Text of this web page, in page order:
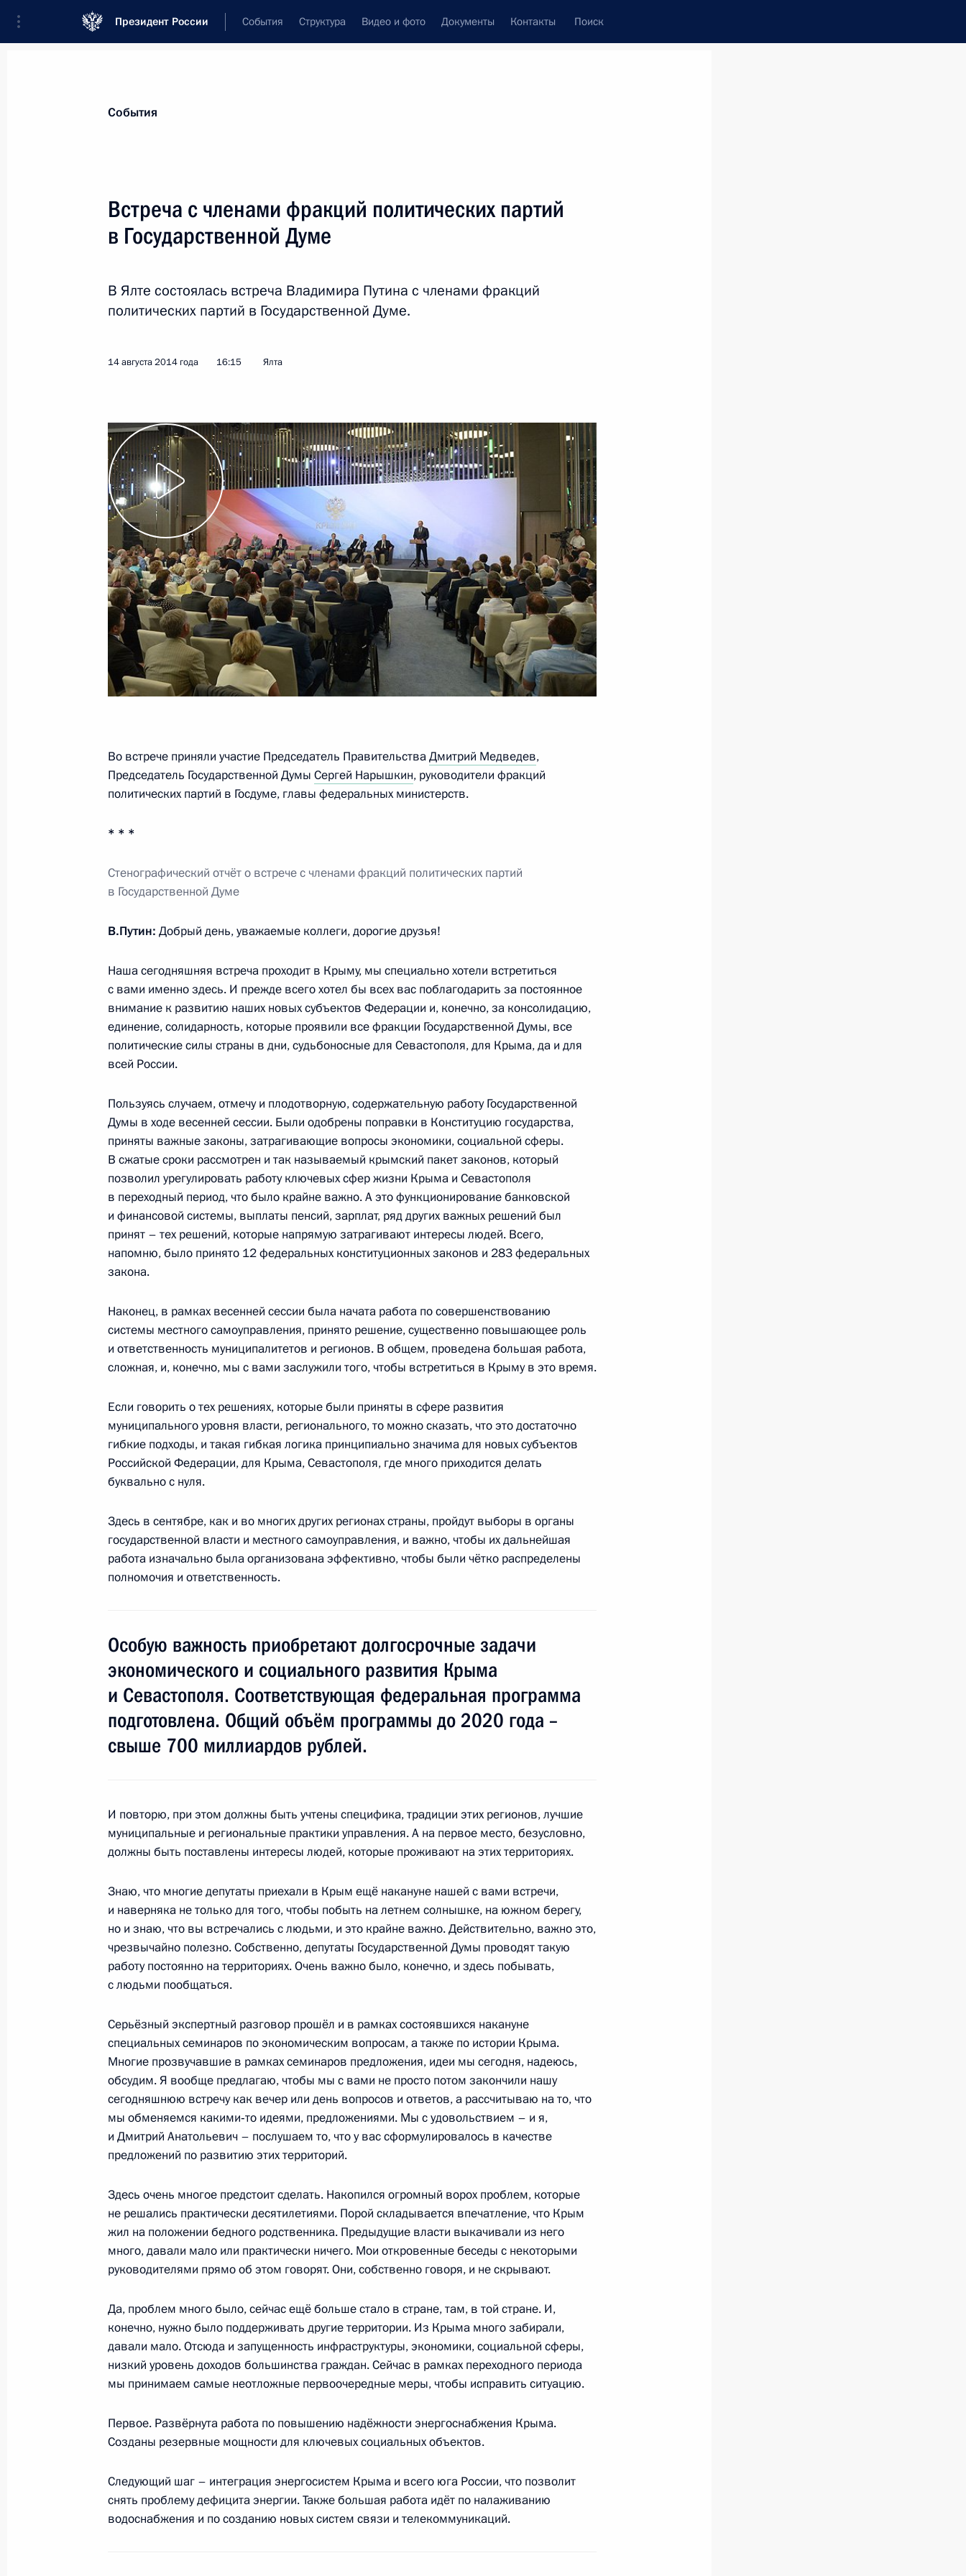
Президент России События Структура Видео и фото Документы Контакты Поиск
Показать следующие материалы
Кириллом Дмитриевым
9 сентября 2015 года, 14:15
8 сентября 2015 года, 13:40
Поездка в Приморский край
4 сентября 2015 года
Первый Восточный экономический форум
4 сентября 2015 года, 05:10
Совещание с членами Правительства
24 июля 2015 года, 15:30
Рабочая встреча с губернатором Рязанской области Олегом
Ковалёвым
Встреча с главами иностранных компаний и деловых ассоциаций
19 июня 2015 года, 21:25
Пленарное заседание Петербургского международного
экономического форума
19 июня 2015 года, 16:45
Встреча с представителями международного инвестиционного
18 июня 2015 года, 22:30
Встреча с главой Российского фонда прямых инвестиций
Кириллом Дмитриевым
30 марта 2015 года, 20:45
18 ноября 2014 года, 19:00
2 октября 2014 года, 14:50
Встреча с членами фракций политических партий
в Государственной Думе
14 августа 2014 года, 16:15
Встреча с генеральным директором Российского фонда прямых
Встреча с членами Международного экспертного совета РФПИ
и представителями мирового инвестсообщества
23 мая 2014 года, 20:40
23 мая 2014 года, 16:45
Встреча с участниками саммита лидеров глобального бизнеса
23 мая 2014 года, 14:30
Совместное заседание Госсовета и Комиссии по мониторингу
23 декабря 2013 года, 16:00
Инвестиционный форум «Россия зовёт!»
2 октября 2013 года, 16:50
«Группы двадцати»
6 сентября 2013 года, 12:30
области
22 августа 2013 года, 20:45
в Забайкальском крае
16 июля 2013 года, 19:15
Пленарное заседание Петербургского международного
События
Встреча с членами фракций политических партий
в Государственной Думе
В Ялте состоялась встреча Владимира Путина с членами фракций
политических партий в Государственной Думе.
14 августа 2014 года 16:15 Ялта
Во встрече приняли участие Председатель ПравительстваДмитрий Медведев,
Председатель Государственной Думы Сергей Нарышкин, руководители фракций
политических партий в Госдуме, главы федеральных министерств.
* * *
Стенографический отчёт о встрече с членами фракций политических партий
в Государственной Думе
В.Путин: Добрый день, уважаемые коллеги, дорогие друзья!
Наша сегодняшняя встреча проходит в Крыму, мы специально хотели встретиться
с вами именно здесь. И прежде всего хотел бы всех вас поблагодарить за постоянное
внимание к развитию наших новых субъектов Федерации и, конечно, за консолидацию,
единение, солидарность, которые проявили все фракции Государственной Думы, все
политические силы страны в дни, судьбоносные для Севастополя, для Крыма, да и для
всей России.
Пользуясь случаем, отмечу и плодотворную, содержательную работу Государственной
Думы в ходе весенней сессии. Были одобрены поправки в Конституцию государства,
приняты важные законы, затрагивающие вопросы экономики, социальной сферы.
В сжатые сроки рассмотрен и так называемый крымский пакет законов, который
позволил урегулировать работу ключевых сфер жизни Крыма и Севастополя
в переходный период, что было крайне важно. А это функционирование банковской
и финансовой системы, выплаты пенсий, зарплат, ряд других важных решений был
принят – тех решений, которые напрямую затрагивают интересы людей. Всего,
напомню, было принято 12 федеральных конституционных законов и 283 федеральных
закона.
Наконец, в рамках весенней сессии была начата работа по совершенствованию
системы местного самоуправления, принято решение, существенно повышающее роль
и ответственность муниципалитетов и регионов. В общем, проведена большая работа,
сложная, и, конечно, мы с вами заслужили того, чтобы встретиться в Крыму в это время.
Если говорить о тех решениях, которые были приняты в сфере развития
муниципального уровня власти, регионального, то можно сказать, что это достаточно
гибкие подходы, и такая гибкая логика принципиально значима для новых субъектов
Российской Федерации, для Крыма, Севастополя, где много приходится делать
буквально с нуля.
Здесь в сентябре, как и во многих других регионах страны, пройдут выборы в органы
государственной власти и местного самоуправления, и важно, чтобы их дальнейшая
работа изначально была организована эффективно, чтобы были чётко распределены
полномочия и ответственность.
Особую важность приобретают долгосрочные задачи
экономического и социального развития Крыма
и Севастополя. Соответствующая федеральная программа
подготовлена. Общий объём программы до 2020 года –
свыше 700 миллиардов рублей.
И повторю, при этом должны быть учтены специфика, традиции этих регионов, лучшие
муниципальные и региональные практики управления. А на первое место, безусловно,
должны быть поставлены интересы людей, которые проживают на этих территориях.
Знаю, что многие депутаты приехали в Крым ещё накануне нашей с вами встречи,
и наверняка не только для того, чтобы побыть на летнем солнышке, на южном берегу,
но и знаю, что вы встречались с людьми, и это крайне важно. Действительно, важно это,
чрезвычайно полезно. Собственно, депутаты Государственной Думы проводят такую
работу постоянно на территориях. Очень важно было, конечно, и здесь побывать,
с людьми пообщаться.
Серьёзный экспертный разговор прошёл и в рамках состоявшихся накануне
специальных семинаров по экономическим вопросам, а также по истории Крыма.
Многие прозвучавшие в рамках семинаров предложения, идеи мы сегодня, надеюсь,
обсудим. Я вообще предлагаю, чтобы мы с вами не просто потом закончили нашу
сегодняшнюю встречу как вечер или день вопросов и ответов, а рассчитываю на то, что
мы обменяемся какими‑то идеями, предложениями. Мы с удовольствием – и я,
и Дмитрий Анатольевич – послушаем то, что у вас сформулировалось в качестве
предложений по развитию этих территорий.
Здесь очень многое предстоит сделать. Накопился огромный ворох проблем, которые
не решались практически десятилетиями. Порой складывается впечатление, что Крым
жил на положении бедного родственника. Предыдущие власти выкачивали из него
много, давали мало или практически ничего. Мои откровенные беседы с некоторыми
руководителями прямо об этом говорят. Они, собственно говоря, и не скрывают.
Да, проблем много было, сейчас ещё больше стало в стране, там, в той стране. И,
конечно, нужно было поддерживать другие территории. Из Крыма много забирали,
давали мало. Отсюда и запущенность инфраструктуры, экономики, социальной сферы,
низкий уровень доходов большинства граждан. Сейчас в рамках переходного периода
мы принимаем самые неотложные первоочередные меры, чтобы исправить ситуацию.
Первое. Развёрнута работа по повышению надёжности энергоснабжения Крыма.
Созданы резервные мощности для ключевых социальных объектов.
Следующий шаг – интеграция энергосистем Крыма и всего юга России, что позволит
снять проблему дефицита энергии. Также большая работа идёт по налаживанию
водоснабжения и по созданию новых систем связи и телекоммуникаций.